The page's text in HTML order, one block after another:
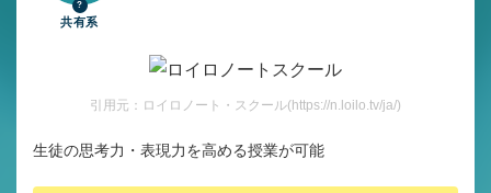
共有系
引用元：ロイロノート・スクール(https://n.loilo.tv/ja/)
生徒の思考力・表現力を高める授業が可能